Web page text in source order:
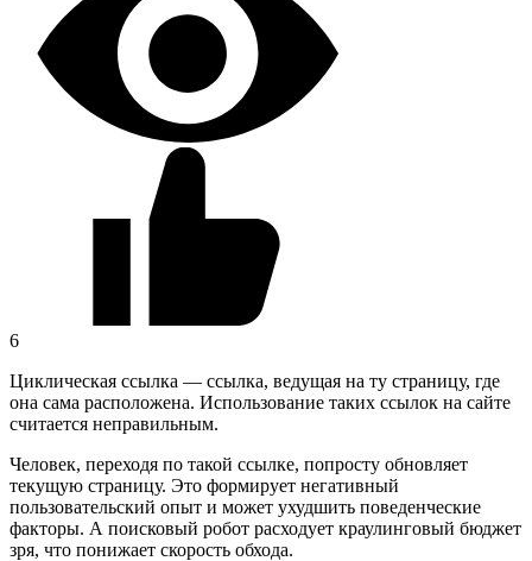
6
Циклическая ссылка — ссылка, ведущая на ту страницу, где
она сама расположена. Использование таких ссылок на сайте
считается неправильным.
Человек, переходя по такой ссылке, попросту обновляет
текущую страницу. Это формирует негативный
пользовательский опыт и может ухудшить поведенческие
факторы. А поисковый робот расходует краулинговый бюджет
зря, что понижает скорость обхода.